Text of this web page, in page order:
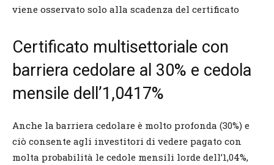
viene osservato solo alla scadenza del certificato
Certificato multisettoriale con
barriera cedolare al 30% e cedola
mensile dell’1,0417%
Anche la barriera cedolare è molto profonda (30%) e
ciò consente agli investitori di vedere pagato con
molta probabilità le cedole mensili lorde dell’1,04%,